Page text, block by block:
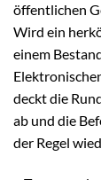
öffentlichen
Wird ein
einem
deckt die
ab und die
der Regel